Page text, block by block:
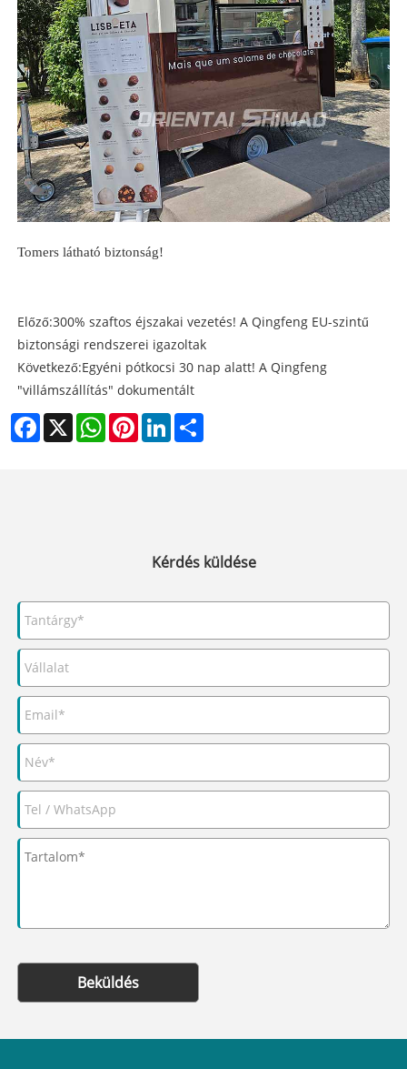
Tomers látható biztonság!
Előző:300% szaftos éjszakai vezetés! A Qingfeng EU-szintű
biztonsági rendszerei igazoltak
Következő:Egyéni pótkocsi 30 nap alatt! A Qingfeng
"villámszállítás" dokumentált
Facebook
X WhatsAppPinterestLinkedIn
Kérdés küldése
Beküldés